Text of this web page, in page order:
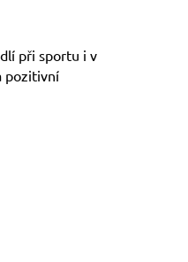
při sportu i v
pozitivní